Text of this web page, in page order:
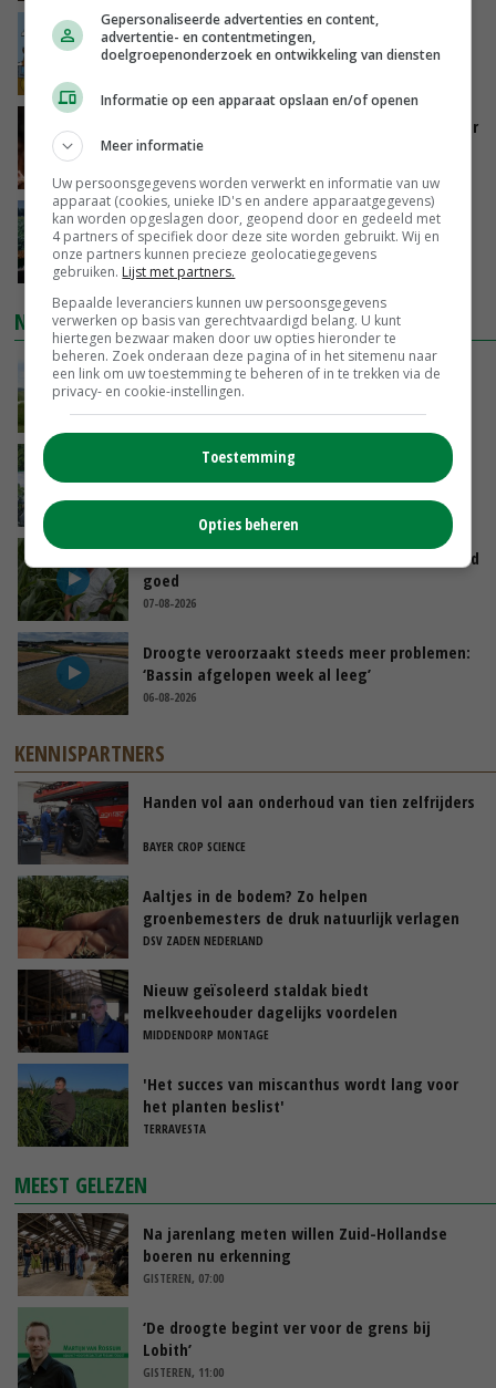
Internationale vraag naar geitenzuivel blijft
groot: Nederland in Europese top
Vlaamse varkensstapel krimpt, pluimveesector
groeit door schaalvergroting
‘Cijfer jezelf niet weg en doe vooral ook waar
je gelukkig van wordt’
GISTEREN, 13:31
NIEUWSTE VIDEO'S
POAH!: John Deere 7730
GISTEREN, 10:00
Oekraïne-vlogger Kees Huizinga: ‘Bezoek van
de ambassade mag zelf groente plukken’
Limburgse mais van Frijns doet het verrassend
goed
07-08-2026
Droogte veroorzaakt steeds meer problemen:
‘Bassin afgelopen week al leeg’
06-08-2026
KENNISPARTNERS
Handen vol aan onderhoud van tien zelfrijders
BAYER CROP SCIENCE
Aaltjes in de bodem? Zo helpen
groenbemesters de druk natuurlijk verlagen
DSV ZADEN NEDERLAND
Nieuw geïsoleerd staldak biedt
melkveehouder dagelijks voordelen
MIDDENDORP MONTAGE
'Het succes van miscanthus wordt lang voor
het planten beslist'
TERRAVESTA
MEEST GELEZEN
Na jarenlang meten willen Zuid-Hollandse
boeren nu erkenning
GISTEREN, 07:00
‘De droogte begint ver voor de grens bij
Lobith’
GISTEREN, 11:00
Gepersonaliseerde advertenties en content,
advertentie- en contentmetingen,
doelgroepenonderzoek en ontwikkeling van diensten
Informatie op een apparaat opslaan en/of openen
Meer informatie
Uw persoonsgegevens worden verwerkt en informatie van uw
apparaat (cookies, unieke ID's en andere apparaatgegevens)
kan worden opgeslagen door, geopend door en gedeeld met
4 partners of specifiek door deze site worden gebruikt. Wij en
onze partners kunnen precieze geolocatiegegevens
gebruiken. Lijst met partners.
Bepaalde leveranciers kunnen uw persoonsgegevens
verwerken op basis van gerechtvaardigd belang. U kunt
hiertegen bezwaar maken door uw opties hieronder te
beheren. Zoek onderaan deze pagina of in het sitemenu naar
een link om uw toestemming te beheren of in te trekken via de
privacy- en cookie-instellingen.
Toestemming
Opties beheren